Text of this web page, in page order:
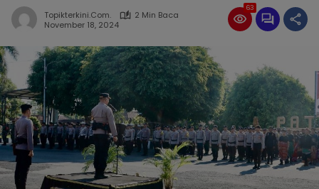
Topikterkini.com.
2 Min Baca
November 18, 2024
63